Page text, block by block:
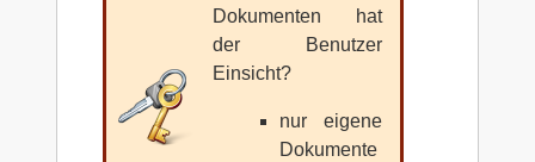
Dokumenten hat
der Benutzer
Einsicht?
nur eigene
Dokumente